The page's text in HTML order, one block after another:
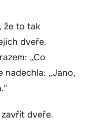
že to tak
dveře.
„Co
nadechla: „Jano,
zavřít dveře.